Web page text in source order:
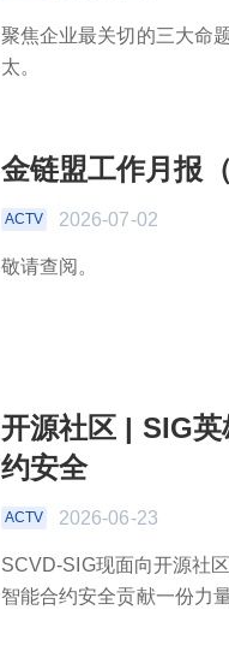
聚焦企业最关切的三大命
太。
金链盟工作月报
ACTV 2026-07-02
敬请查阅。
开源社区 | SIG
约安全
ACTV 2026-06-23
SCVD-SIG现面向开源社
智能合约安全贡献一份力